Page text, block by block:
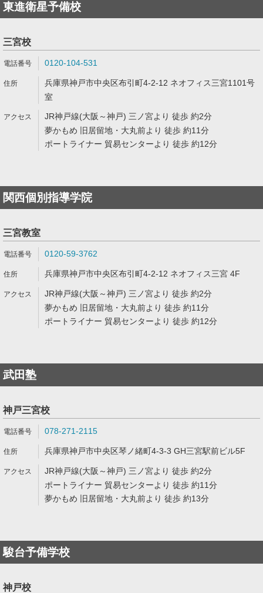
東進衛星予備校
三宮校
0120-104-531
兵庫県神戸市中央区布引町4-2-12 ネオフィス三宮1101号
室
JR神戸線(大阪～神戸) 三ノ宮より 徒歩 約2分
夢かもめ 旧居留地・大丸前より 徒歩 約11分
ポートライナー 貿易センターより 徒歩 約12分
関西個別指導学院
三宮教室
0120-59-3762
兵庫県神戸市中央区布引町4-2-12 ネオフィス三宮 4F
JR神戸線(大阪～神戸) 三ノ宮より 徒歩 約2分
夢かもめ 旧居留地・大丸前より 徒歩 約11分
ポートライナー 貿易センターより 徒歩 約12分
武田塾
神戸三宮校
078-271-2115
兵庫県神戸市中央区琴ノ緒町4-3-3 GH三宮駅前ビル5F
JR神戸線(大阪～神戸) 三ノ宮より 徒歩 約2分
ポートライナー 貿易センターより 徒歩 約11分
夢かもめ 旧居留地・大丸前より 徒歩 約13分
駿台予備学校
神戸校